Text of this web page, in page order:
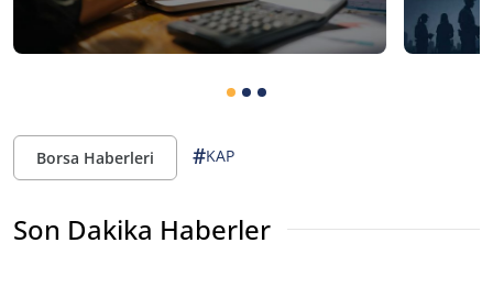
Borsa Haberleri #KAP
Son Dakika Haberler